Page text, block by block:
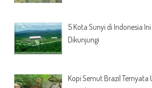
5 Kota Sunyi di Indonesia
Dikunjungi
Kopi Semut Brazil Ternyata